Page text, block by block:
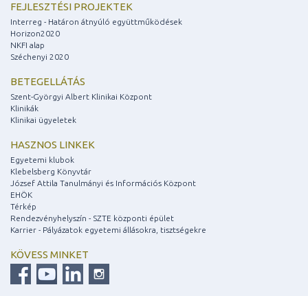
FEJLESZTÉSI PROJEKTEK
Interreg - Határon átnyúló együttműködések
Horizon2020
NKFI alap
Széchenyi 2020
BETEGELLÁTÁS
Szent-Györgyi Albert Klinikai Központ
Klinikák
Klinikai ügyeletek
HASZNOS LINKEK
Egyetemi klubok
Klebelsberg Könyvtár
József Attila Tanulmányi és Információs Központ
EHÖK
Térkép
Rendezvényhelyszín - SZTE központi épület
Karrier - Pályázatok egyetemi állásokra, tisztségekre
KÖVESS MINKET